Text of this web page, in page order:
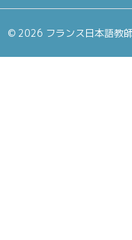
©2026 フランス日本語教